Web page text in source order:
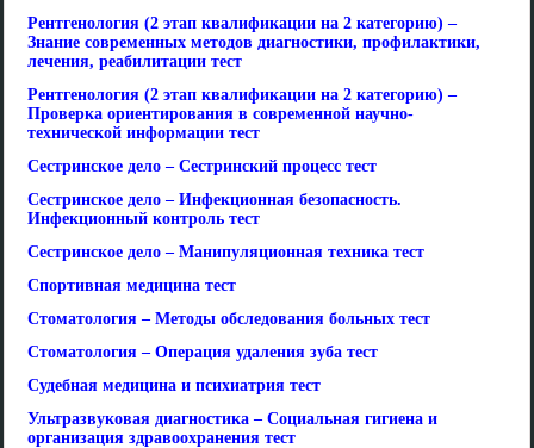
Рентгенология (2 этап квалификации на 2 категорию) –
Знание современных методов диагностики, профилактики,
лечения, реабилитации тест
Рентгенология (2 этап квалификации на 2 категорию) –
Проверка ориентирования в современной научно-
технической информации тест
Сестринское дело – Сестринский процесс тест
Сестринское дело – Инфекционная безопасность.
Инфекционный контроль тест
Сестринское дело – Манипуляционная техника тест
Спортивная медицина тест
Стоматология – Методы обследования больных тест
Стоматология – Операция удаления зуба тест
Судебная медицина и психиатрия тест
Ультразвуковая диагностика – Социальная гигиена и
организация здравоохранения тест